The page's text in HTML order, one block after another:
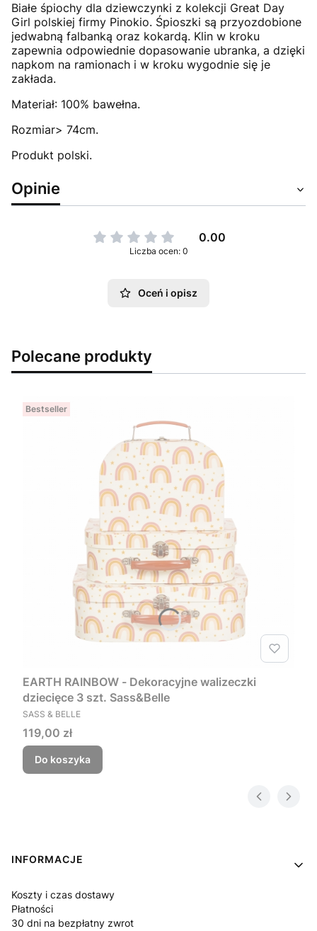
Białe śpiochy dla dziewczynki z kolekcji Great Day
Girl polskiej firmy Pinokio. Śpioszki są przyozdobione
jedwabną falbanką oraz kokardą. Klin w kroku
zapewnia odpowiednie dopasowanie ubranka, a dzięki
napkom na ramionach i w kroku wygodnie się je
zakłada.
Materiał: 100% bawełna.
Rozmiar> 74cm.
Produkt polski.
Opinie
0.00
Liczba ocen: 0
Oceń i opisz
Polecane produkty
Bestseller
EARTH RAINBOW - Dekoracyjne walizeczki
dziecięce 3 szt. Sass&Belle
PRODUCENT
SASS & BELLE
Cena
119,00 zł
Do koszyka
Linki w stopce
INFORMACJE
Koszty i czas dostawy
Płatności
30 dni na bezpłatny zwrot